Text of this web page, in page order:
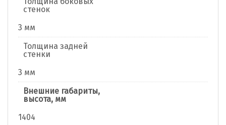
стенок
3 мм
Толщина задней
стенки
3 мм
Внешние габариты,
высота, мм
1404